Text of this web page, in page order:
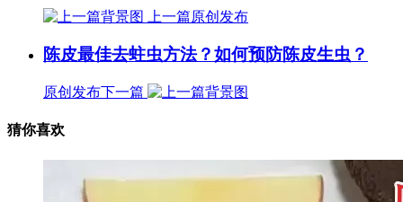
上一篇原创发布
陈皮最佳去蛀虫方法？如何预防陈皮生虫？
原创发布下一篇
猜你喜欢